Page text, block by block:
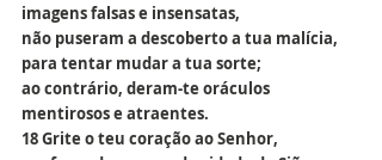
imagens falsas e insensatas,
não puseram a descoberto a tua malícia,
para tentar mudar a tua sorte;
ao contrário, deram-te oráculos
mentirosos e atraentes.
18 Grite o teu coração ao Senhor,